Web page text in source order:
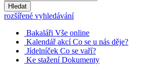
Hledat
rozšířené vyhledávání
Bakaláři Vše online
Kalendář akcí Co se u nás děje?
Jídelníček Co se vaří?
Ke stažení Dokumenty